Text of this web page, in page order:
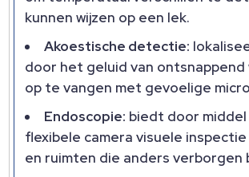
kunnen wijzen op een lek.
Akoestische detectie:
door het geluid van
op te vangen met gevoelige
Endoscopie: biedt door middel
flexibele camera visuele
en ruimten die anders verborgen